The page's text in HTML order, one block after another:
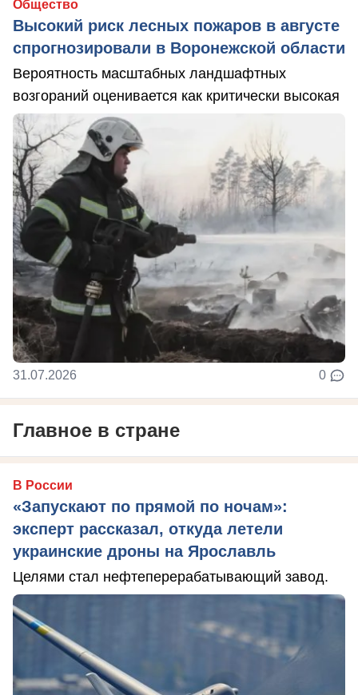
Общество
Высокий риск лесных пожаров в августе
спрогнозировали в Воронежской области
Вероятность масштабных ландшафтных
возгораний оценивается как критически высокая
31.07.2026 0
Главное в стране
В России
«Запускают по прямой по ночам»:
эксперт рассказал, откуда летели
украинские дроны на Ярославль
Целями стал нефтеперерабатывающий завод.